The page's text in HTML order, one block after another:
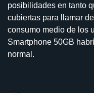
posibilidades en tanto
cubiertas para llamar
consumo medio de los
Smartphone 50GB
normal.